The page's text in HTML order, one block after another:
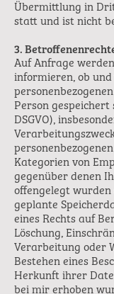
Übermittlung in
statt und ist nicht
3.
Auf Anfrage
informieren, ob und
Person gespeichert
DSGVO),
Kategorien von
gegenüber denen
offengelegt wurden
geplante
eines Rechts auf
Löschung,
Verarbeitung oder
Bestehen eines
Herkunft ihrer
bei mir erhoben